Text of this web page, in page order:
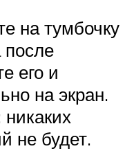
на тумбочку
после
его и
на экран.
не будет.